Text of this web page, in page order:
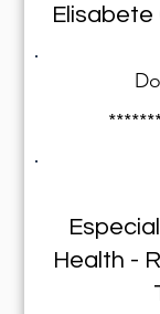
Elisabete
Health -